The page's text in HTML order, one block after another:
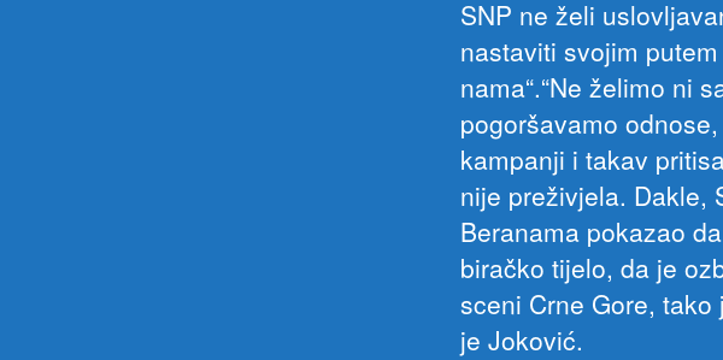
SNP ne želi
nastaviti svojim
nama“.“Ne želimo ni
pogoršavamo
kampanji i takav
nije preživjela. Dakle,
Beranama pokazao
biračko tijelo, da je
sceni Crne Gore,
je Joković.